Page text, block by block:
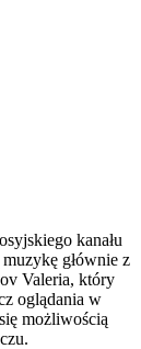
kanału
głównie z
Valeria, który
oglądania w
możliwością